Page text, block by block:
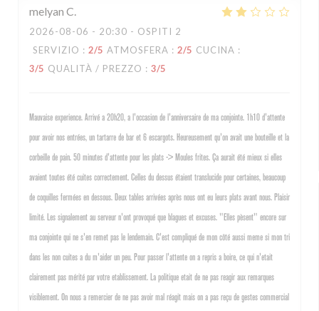
melyan C
2026-08-06 - 20:30 - OSPITI 2
SERVIZIO : 2/5 ATMOSFERA : 2/5 CUCINA :
3/5 QUALITÀ / PREZZO : 3/5
Mauvaise experience. Arrivé a 20h20, a l'occasion de l'anniversaire de ma conjointe. 1h10 d'attente
pour avoir nos entrées, un tartarre de bar et 6 escargots. Heureusement qu'on avait une bouteille et la
corbeille de pain. 50 minutes d'attente pour les plats -> Moules frites. Ça aurait été mieux si elles
avaient toutes été cuites correctement. Celles du dessus étaient translucide pour certaines, beaucoup
de coquilles fermées en dessous. Deux tables arrivées après nous ont eu leurs plats avant nous. Plaisir
limité. Les signalement au serveur n'ont provoqué que blagues et excuses. "Elles pèsent" encore sur
ma conjointe qui ne s'en remet pas le lendemain. C'est compliqué de mon côté aussi meme si mon tri
dans les non cuites a du m'aider un peu. Pour passer l'attente on a repris a boire, ce qui n'etait
clairement pas mérité par votre etablissement. La politique etait de ne pas reagir aux remarques
visiblement. On nous a remercier de ne pas avoir mal réagit mais on a pas reçu de gestes commercial